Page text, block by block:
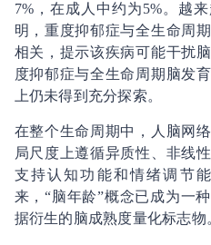
7%，在成人中约为5%。越
明，重度抑郁症与全生命周
相关，提示该疾病可能干扰
度抑郁症与全生命周期脑发
上仍未得到充分探索。
在整个生命周期中，人脑网
局尺度上遵循异质性、非线
支持认知功能和情绪调节
来，“脑年龄”概念已成为一
据衍生的脑成熟度量化标志物